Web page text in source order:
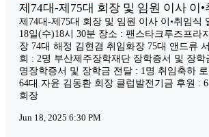
제74대-제75대 회장 및 임원 이사 이•
제74대-제75대 회장 및 임원 이사 이•취임식
18일(수)18시 30분 장소 : 팬스타크루즈프라
장 74대 해정 김현겸 취임화장 75대 앤드류
회 : 2명 부산제주장학재단 장학증서 및 장학
명장학증서 및 장학금 전달 : 1명 취임축하
64대 자윤 김동환 회장 클럽발전기금 후원 :
회장
Jun 18, 2025 6:30 PM